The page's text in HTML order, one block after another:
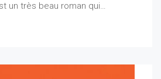
un très beau roman qui…